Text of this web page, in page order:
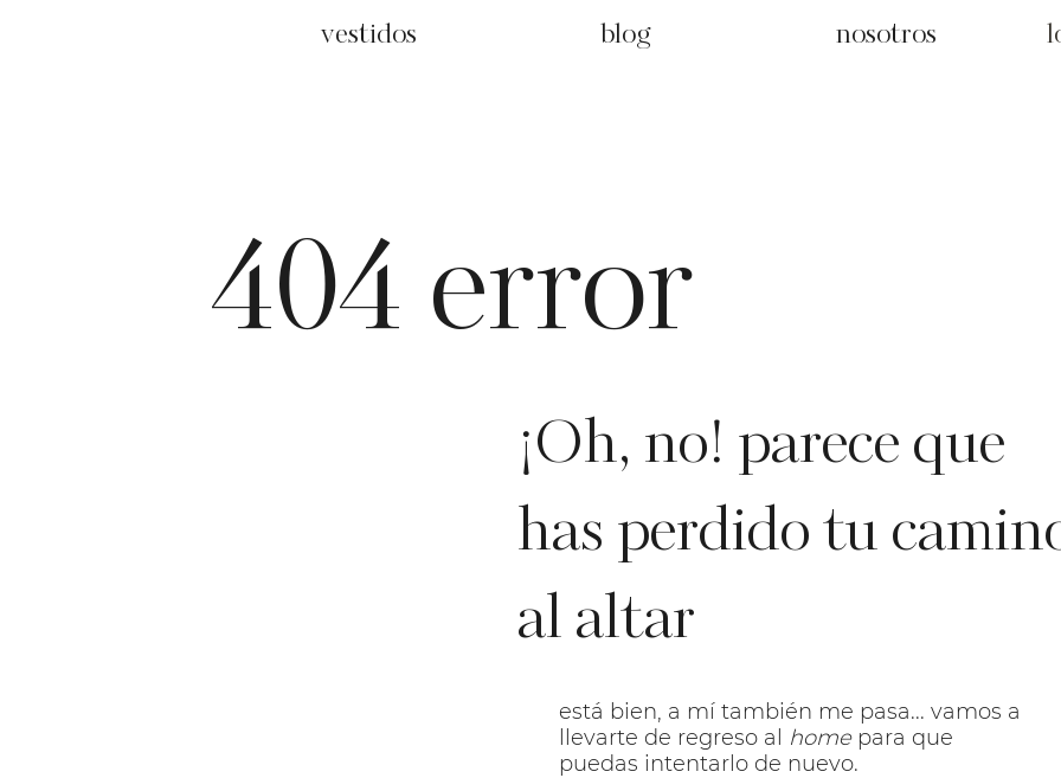
vestidos blog nosotros
¡Oh, no! parece que
has perdido tu
al altar
404 error
está bien, a mí también me pasa... vamos a
llevarte de regreso al homepara que
puedas intentarlo de nuevo.